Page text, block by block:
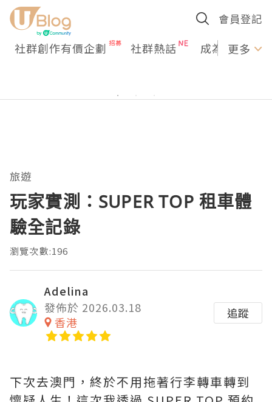
會員登記
社群創作有價企劃 社群熱話 成為U更多
旅遊
玩家實測：SUPER TOP 租車體
驗全記錄
瀏覽次數:196
Adelina
發佈於 2026.03.18
香港
追蹤
下次去澳門，終於不用拖著行李轉車轉到